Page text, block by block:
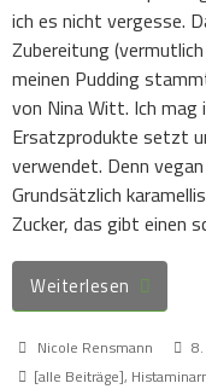
ich es nicht vergesse.
Zubereitung
meinen Pudding
von Nina Witt. Ich mag
Ersatzprodukte setzt
verwendet. Denn
Grundsätzlich
Zucker, das gibt einen
Weiterlesen
Nicole Rensmann
[alle Beiträge],